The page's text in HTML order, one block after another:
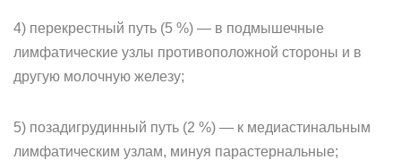
4) перекрестный путь (5 %) — в подмышечные
лимфатические узлы противоположной стороны и в
другую молочную железу;
5) позадигрудинный путь (2 %) — к медиастинальным
лимфатическим узлам, минуя парастернальные;